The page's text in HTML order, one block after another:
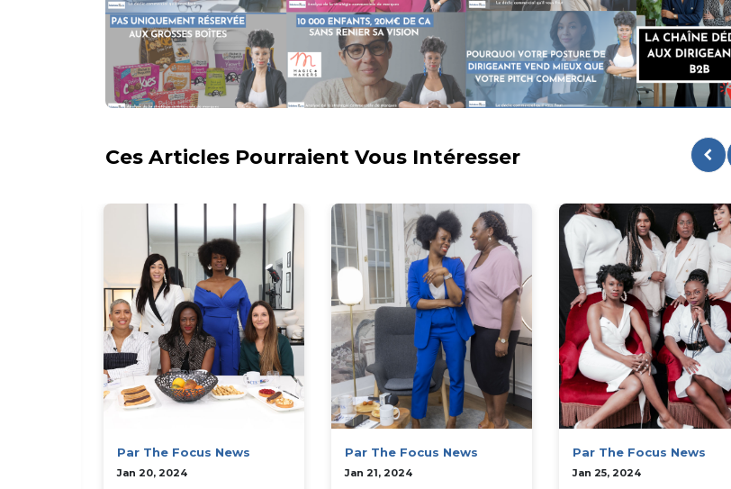
Ces Articles Pourraient Vous Intéresser
Par The Focus News
Jan 20, 2024
Par The Focus News
Jan 21, 2024
Par The Focus News
Jan 25, 2024